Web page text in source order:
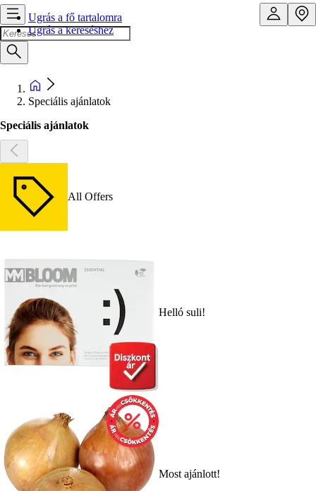
Ugrás a fő tartalomra
Ugrás a kereséshez
Speciális ajánlatok
Speciális ajánlatok
All Offers
Helló suli!
Most ajánlott!